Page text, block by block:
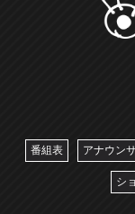
番組表 アナウン
シ